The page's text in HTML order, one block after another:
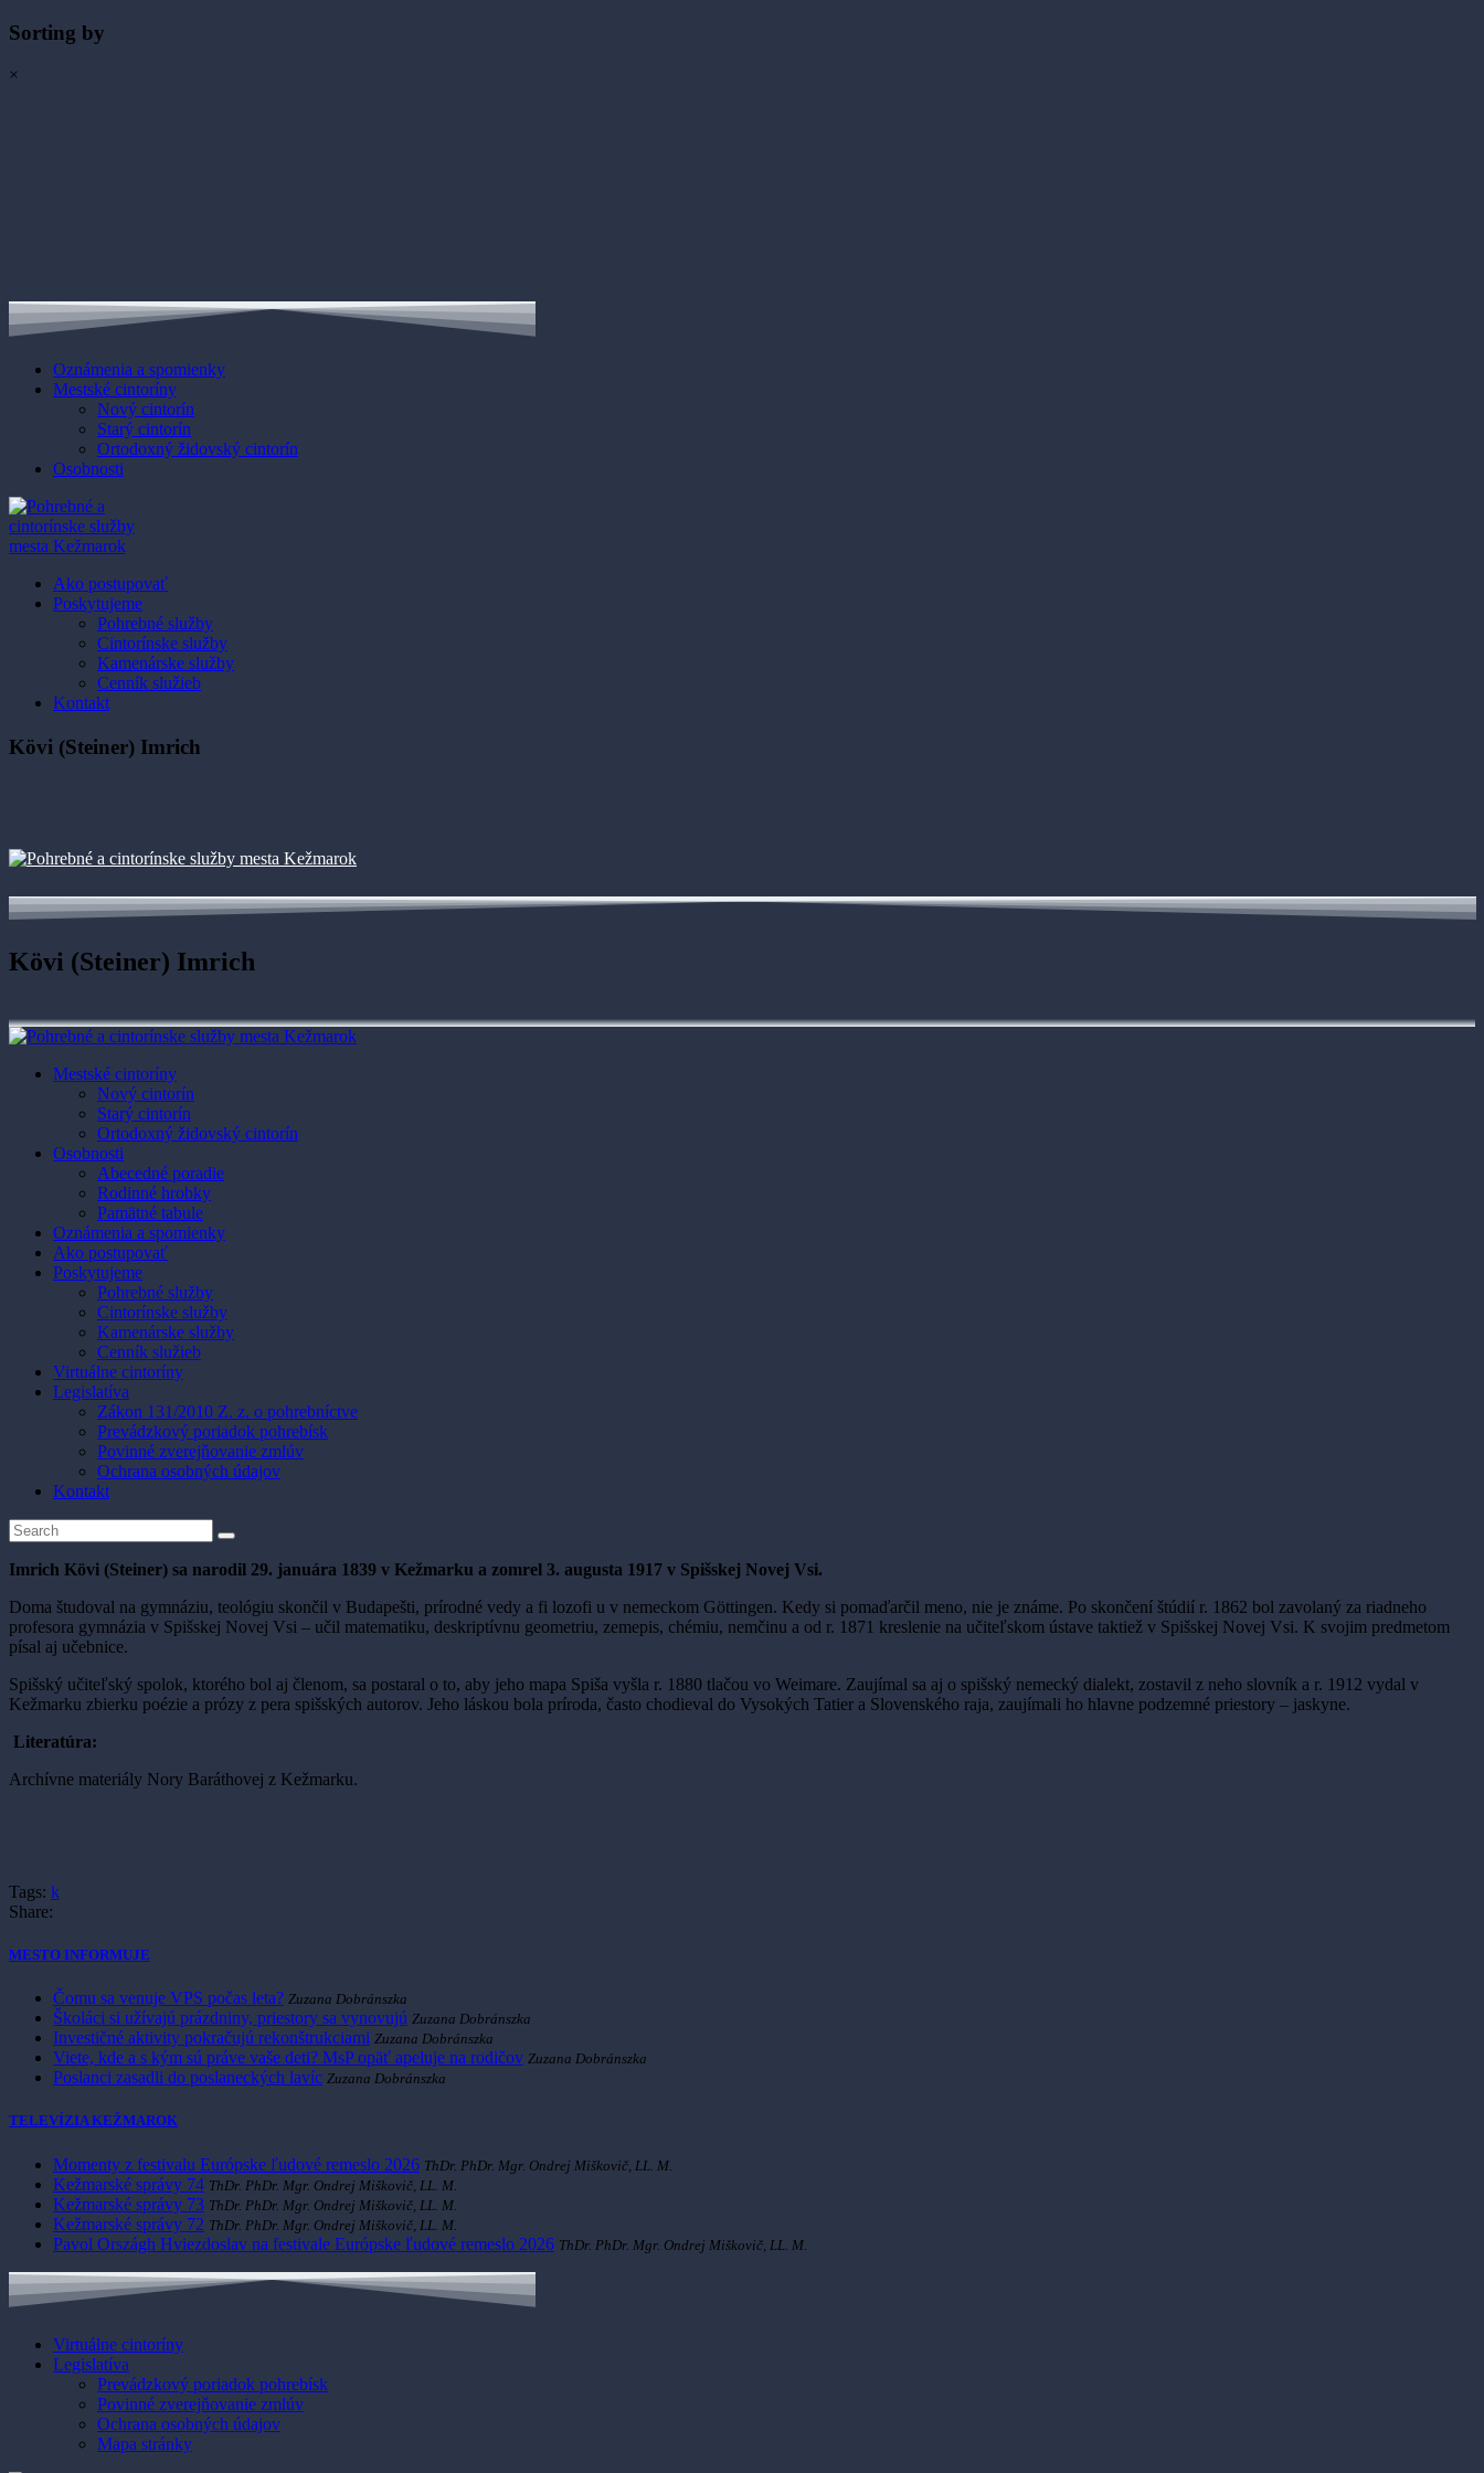
Sorting by
×
Oznámenia a spomienky
Mestské cintoríny
Nový cintorín
Starý cintorín
Ortodoxný židovský cintorín
Osobnosti
Ako postupovať
Poskytujeme
Pohrebné služby
Cintorínske služby
Kamenárske služby
Cenník služieb
Kontakt
Kövi (Steiner) Imrich
Kövi (Steiner) Imrich
Mestské cintoríny
Nový cintorín
Starý cintorín
Ortodoxný židovský cintorín
Osobnosti
Abecedné poradie
Rodinné hrobky
Pamätné tabule
Oznámenia a spomienky
Ako postupovať
Poskytujeme
Pohrebné služby
Cintorínske služby
Kamenárske služby
Cenník služieb
Virtuálne cintoríny
Legislatíva
Zákon 131/2010 Z. z. o pohrebníctve
Prevádzkový poriadok pohrebísk
Povinné zverejňovanie zmlúv
Ochrana osobných údajov
Kontakt
Imrich Kövi (Steiner) sa narodil 29. januára 1839 v Kežmarku a zomrel 3. augusta 1917 v Spišskej Novej Vsi.
Doma študoval na gymnáziu, teológiu skončil v Budapešti, prírodné vedy a fi lozofi u v nemeckom Göttingen. Kedy si pomaďarčil meno, nie je známe. Po skončení štúdií r. 1862 bol zavolaný za riadneho
profesora gymnázia v Spišskej Novej Vsi – učil matematiku, deskriptívnu geometriu, zemepis, chémiu, nemčinu a od r. 1871 kreslenie na učiteľskom ústave taktiež v Spišskej Novej Vsi. K svojim predmetom
písal aj učebnice.
Spišský učiteľský spolok, ktorého bol aj členom, sa postaral o to, aby jeho mapa Spiša vyšla r. 1880 tlačou vo Weimare. Zaujímal sa aj o spišský nemecký dialekt, zostavil z neho slovník a r. 1912 vydal v
Kežmarku zbierku poézie a prózy z pera spišských autorov. Jeho láskou bola príroda, často chodieval do Vysokých Tatier a Slovenského raja, zaujímali ho hlavne podzemné priestory – jaskyne.
Literatúra:
Archívne materiály Nory Baráthovej z Kežmarku.
Tags: k
Share:
MESTO INFORMUJE
Čomu sa venuje VPS počas leta? Zuzana Dobránszka
Školáci si užívajú prázdniny, priestory sa vynovujú Zuzana Dobránszka
Investičné aktivity pokračujú rekonštrukciami Zuzana Dobránszka
Viete, kde a s kým sú práve vaše deti? MsP opäť apeluje na rodičov Zuzana Dobránszka
Poslanci zasadli do poslaneckých lavíc Zuzana Dobránszka
TELEVÍZIA KEŽMAROK
Momenty z festivalu Európske ľudové remeslo 2026 ThDr. PhDr. Mgr. Ondrej Miškovič, LL. M.
Kežmarské správy 74 ThDr. PhDr. Mgr. Ondrej Miškovič, LL. M.
Kežmarské správy 73 ThDr. PhDr. Mgr. Ondrej Miškovič, LL. M.
Kežmarské správy 72 ThDr. PhDr. Mgr. Ondrej Miškovič, LL. M.
Pavol Országh Hviezdoslav na festivale Európske ľudové remeslo 2026 ThDr. PhDr. Mgr. Ondrej Miškovič, LL. M.
Virtuálne cintoríny
Legislatíva
Prevádzkový poriadok pohrebísk
Povinné zverejňovanie zmlúv
Ochrana osobných údajov
Mapa stránky